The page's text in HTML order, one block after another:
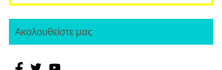
Ακολουθείστε μας